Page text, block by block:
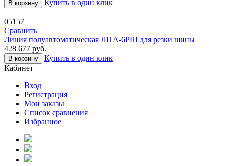
В корзину Купить в один клик
05157
Сравнить
Линия полуавтоматическая ЛПА-6РШ для резки шины
428 677 руб.
В корзину
Купить в один клик
Кабинет
Вход
Регистрация
Мои заказы
Список сравнения
Избранное